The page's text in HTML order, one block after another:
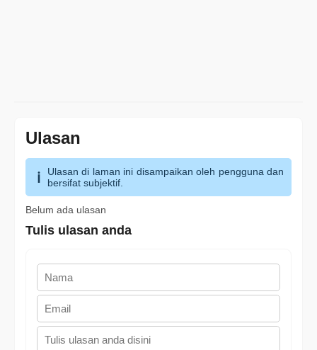
Ulasan
Ulasan di laman ini disampaikan oleh pengguna dan
bersifat subjektif.
Belum ada ulasan
Tulis ulasan anda